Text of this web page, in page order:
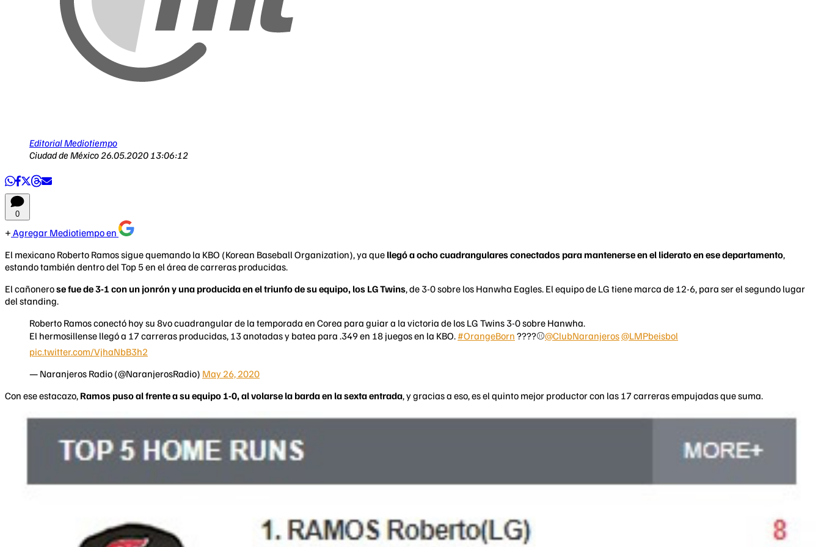
Editorial Mediotiempo
Ciudad de México26.05.2020 13:06:12
0
Agregar Mediotiempo en
El mexicano Roberto Ramos sigue quemando la KBO (Korean Baseball Organization), ya que llegó a ocho cuadrangulares conectados para mantenerse en el liderato en ese departamento,
estando también dentro del Top 5 en el área de carreras producidas.
El cañonerose fue de 3-1 con un jonrón y una producida en el triunfo de su equipo, los LG Twins, de 3-0 sobre los Hanwha Eagles. El equipo de LG tiene marca de 12-6, para ser el segundo lugar
del standing.
Roberto Ramos conectó hoy su 8vo cuadrangular de la temporada en Corea para guiar a la victoria de los LG Twins 3-0 sobre Hanwha.
El hermosillense llegó a 17 carreras producidas, 13 anotadas y batea para .349 en 18 juegos en la KBO. #OrangeBorn ????⚾️@ClubNaranjeros@LMPbeisbol
pic.twitter.com/VjhaNbB3h2
— Naranjeros Radio (@NaranjerosRadio) May 26, 2020
Con ese estacazo, Ramos puso al frente a su equipo 1-0, al volarse la barda en la sexta entrada, y gracias a eso, es el quinto mejor productor con las 17 carreras empujadas que suma.